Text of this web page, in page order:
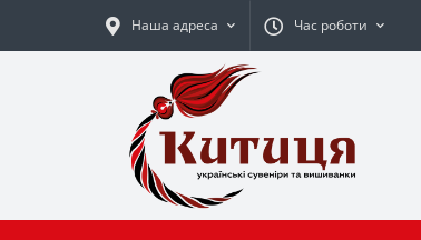
Наша адреса Час роботи